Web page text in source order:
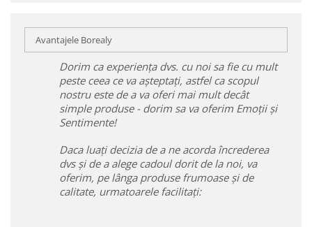
Avantajele Borealy
Dorim ca experiența dvs. cu noi sa fie cu mult
peste ceea ce va așteptați, astfel ca scopul
nostru este de a va oferi mai mult decât
simple produse - dorim sa va oferim Emoții și
Sentimente!
Daca luați decizia de a ne acorda încrederea
dvs și de a alege cadoul dorit de la noi, va
oferim, pe lânga produse frumoase și de
calitate, urmatoarele facilitați: